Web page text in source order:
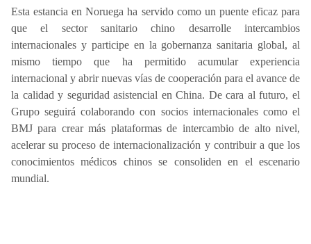
Esta estancia en Noruega ha servido como un puente eficaz para
que el sector sanitario chino desarrolle intercambios
internacionales y participe en la gobernanza sanitaria global, al
mismo tiempo que ha permitido acumular experiencia
internacional y abrir nuevas vías de cooperación para el avance de
la calidad y seguridad asistencial en China. De cara al futuro, el
Grupo seguirá colaborando con socios internacionales como el
BMJ para crear más plataformas de intercambio de alto nivel,
acelerar su proceso de internacionalización y contribuir a que los
conocimientos médicos chinos se consoliden en el escenario
mundial.